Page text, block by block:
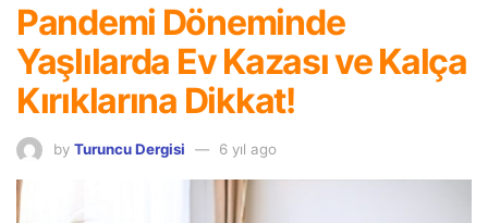
Pandemi Döneminde
Yaşlılarda Ev Kazası ve Kalça
Kırıklarına Dikkat!
by Turuncu Dergisi 6 yıl ago